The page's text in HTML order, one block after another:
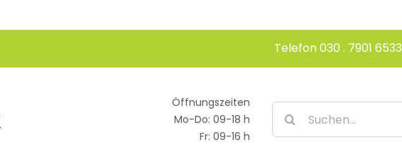
Telefon 030 . 7901 6533
Öffnungszeiten
Mo-Do: 09-18 h
Fr: 09-16 h
Suche
nach: